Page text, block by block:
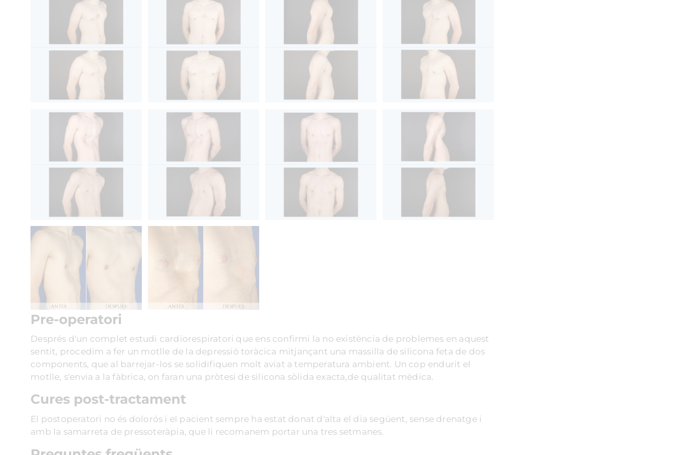
Pre-operatori
Després d'un complet estudi cardiorespiratori que ens confirmi la no existència de problemes en aquest
sentit, procedim a fer un motlle de la depressió toràcica mitjançant una massilla de silicona feta de dos
components, que al barrejar-los se solidifiquen molt aviat a temperatura ambient. Un cop endurit el
motlle, s'envia a la fàbrica, on faran una pròtesi de silicona sòlida exacta,de qualitat mèdica.
Cures post-tractament
El postoperatori no és dolorós i el pacient sempre ha estat donat d'alta el dia següent, sense drenatge i
amb la samarreta de pressoteràpia, que li recomanem portar una tres setmanes.